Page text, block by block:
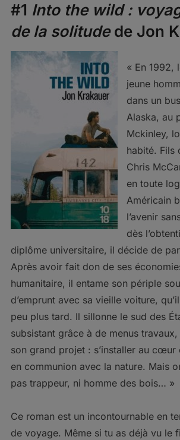
#1 Into the wild :
de la solitudede Jon
« En 1992,
jeune
dans un
Alaska, au
Mckinley,
habité. Fils
Chris
en toute
Américain
l’avenir
dès
diplôme universitaire, il décide de
Après avoir fait don de ses
humanitaire, il entame son périple
d’emprunt avec sa vieille voiture,
peu plus tard. Il sillonne le sud des
subsistant grâce à de menus
son grand projet : s’installer au cœur
en communion avec la nature. Mais
pas trappeur, ni homme des bois… »
Ce roman est un incontournable en
de voyage. Même si tu as déjà vu le